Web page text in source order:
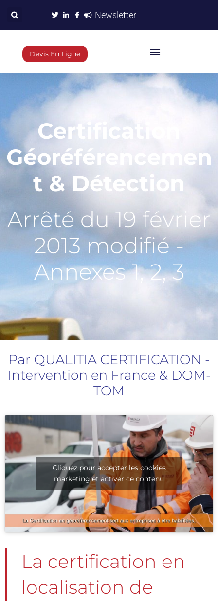
Newsletter
Devis En Ligne
Certification
Géoréférencemen
t & Détection
Arrêté du 19 février
2013 modifié -
Annexes 1, 2, 3
Par QUALITIA CERTIFICATION -
Intervention en France & DOM-
TOM
Cliquez pour accepter les cookies
marketing et activer ce contenu
La certification en
localisation de